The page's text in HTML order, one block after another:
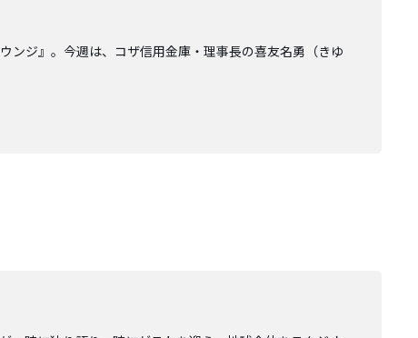
ジ』。今週は、コザ信用金庫・理事長の喜友名勇（きゆ